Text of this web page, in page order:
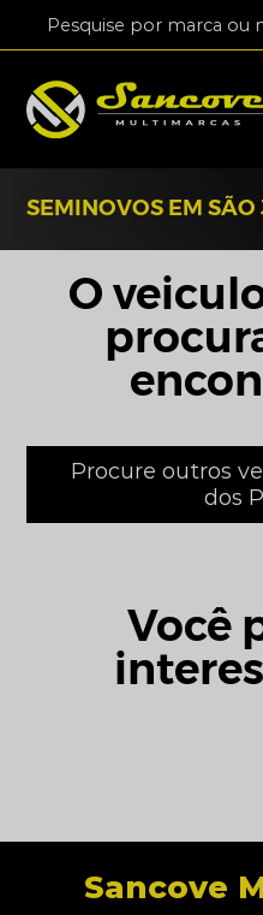
SEMINOVOS EM SÃO
O
Procure outros
dos
Você
Sancove